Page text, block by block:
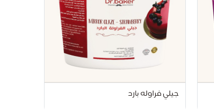
جيلي فراوله بارد
تواصل مع د.بيكر